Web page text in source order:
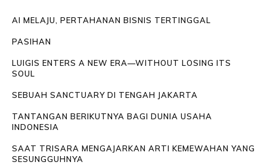
AI MELAJU, PERTAHANAN BISNIS TERTINGGAL
PASIHAN
LUIGIS ENTERS A NEW ERA—WITHOUT LOSING ITS
SOUL
SEBUAH SANCTUARY DI TENGAH JAKARTA
TANTANGAN BERIKUTNYA BAGI DUNIA USAHA
INDONESIA
SAAT TRISARA MENGAJARKAN ARTI KEMEWAHAN YANG
SESUNGGUHNYA